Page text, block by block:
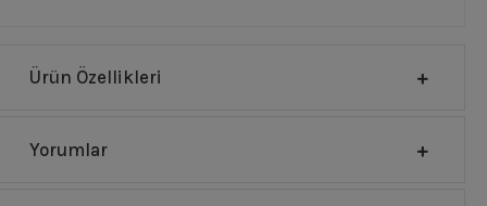
Ürün Özellikleri
Yorumlar